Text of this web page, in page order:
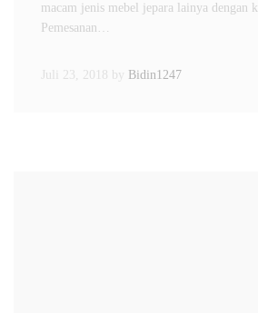
macam jenis mebel jepara lainya dengan
Pemesanan…
Juli 23, 2018 by Bidin1247